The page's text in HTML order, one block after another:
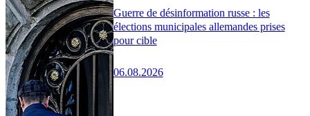
Guerre de désinformation russe : les
élections municipales allemandes prises
pour cible
06.08.2026